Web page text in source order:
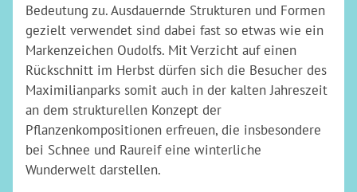
Bedeutung zu. Ausdauernde Strukturen und Formen
gezielt verwendet sind dabei fast so etwas wie ein
Markenzeichen Oudolfs. Mit Verzicht auf einen
Rückschnitt im Herbst dürfen sich die Besucher des
Maximilianparks somit auch in der kalten Jahreszeit
an dem strukturellen Konzept der
Pflanzenkompositionen erfreuen, die insbesondere
bei Schnee und Raureif eine winterliche
Wunderwelt darstellen.